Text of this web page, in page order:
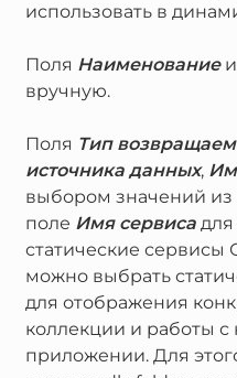
использовать в
Поля Наименованиеи
вручную.
Поля Тип
источника данных,
выбором значений
поле Имя сервисадля
статические сервисы
можно выбрать
для отображения
коллекции и работы
приложении. Для